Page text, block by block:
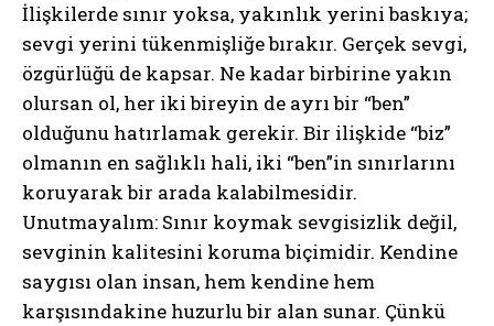
İlişkilerde sınır yoksa, yakınlık yerini baskıya;
sevgi yerini tükenmişliğe bırakır. Gerçek sevgi,
özgürlüğü de kapsar. Ne kadar birbirine yakın
olursan ol, her iki bireyin de ayrı bir “ben”
olduğunu hatırlamak gerekir. Bir ilişkide “biz”
olmanın en sağlıklı hali, iki “ben”in sınırlarını
koruyarak bir arada kalabilmesidir.
Unutmayalım: Sınır koymak sevgisizlik değil,
sevginin kalitesini koruma biçimidir. Kendine
saygısı olan insan, hem kendine hem
karşısındakine huzurlu bir alan sunar. Çünkü